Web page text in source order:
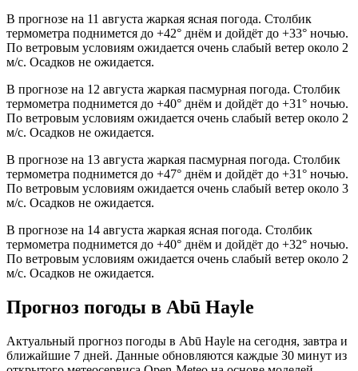
В прогнозе на 11 августа жаркая ясная погода. Столбик
термометра поднимется до +42° днём и дойдёт до +33° ночью.
По ветровым условиям ожидается очень слабый ветер около 2
м/с. Осадков не ожидается.
В прогнозе на 12 августа жаркая пасмурная погода. Столбик
термометра поднимется до +40° днём и дойдёт до +31° ночью.
По ветровым условиям ожидается очень слабый ветер около 2
м/с. Осадков не ожидается.
В прогнозе на 13 августа жаркая пасмурная погода. Столбик
термометра поднимется до +47° днём и дойдёт до +31° ночью.
По ветровым условиям ожидается очень слабый ветер около 3
м/с. Осадков не ожидается.
В прогнозе на 14 августа жаркая ясная погода. Столбик
термометра поднимется до +40° днём и дойдёт до +32° ночью.
По ветровым условиям ожидается очень слабый ветер около 2
м/с. Осадков не ожидается.
Прогноз погоды в Abū Haylе
Актуальный прогноз погоды в Abū Haylе на сегодня, завтра и
ближайшие 7 дней. Данные обновляются каждые 30 минут из